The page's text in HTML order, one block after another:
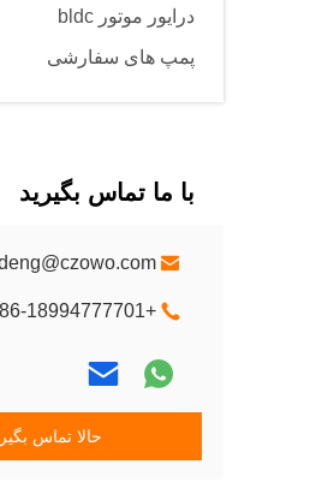
درایور موتور bldc
پمپ های سفارشی
با ما تماس بگیرید
+86-18994777701
حالا تماس